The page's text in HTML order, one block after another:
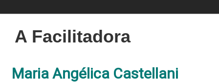
A Facilitadora
Maria Angélica Castellani